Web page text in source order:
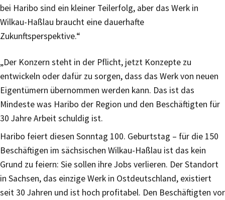
bei Haribo sind ein kleiner Teilerfolg, aber das Werk in
Wilkau-Haßlau braucht eine dauerhafte
Zukunftsperspektive.“
„Der Konzern steht in der Pflicht, jetzt Konzepte zu
entwickeln oder dafür zu sorgen, dass das Werk von neuen
Eigentümern übernommen werden kann. Das ist das
Mindeste was Haribo der Region und den Beschäftigten für
30 Jahre Arbeit schuldig ist.
Haribo feiert diesen Sonntag 100. Geburtstag – für die 150
Beschäftigen im sächsischen Wilkau-Haßlau ist das kein
Grund zu feiern: Sie sollen ihre Jobs verlieren. Der Standort
in Sachsen, das einzige Werk in Ostdeutschland, existiert
seit 30 Jahren und ist hoch profitabel. Den Beschäftigten vor